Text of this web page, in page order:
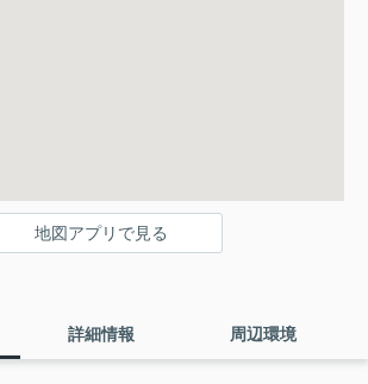
地図アプリで見る
詳細情報 周辺環境